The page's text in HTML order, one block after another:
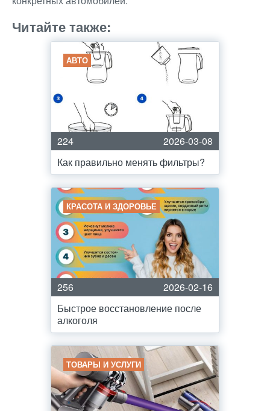
Читайте также:
АВТО
224
2026-03-08
Как правильно менять фильтры?
КРАСОТА И ЗДОРОВЬЕ
256
2026-02-16
Быстрое восстановление после
алкоголя
ТОВАРЫ И УСЛУГИ